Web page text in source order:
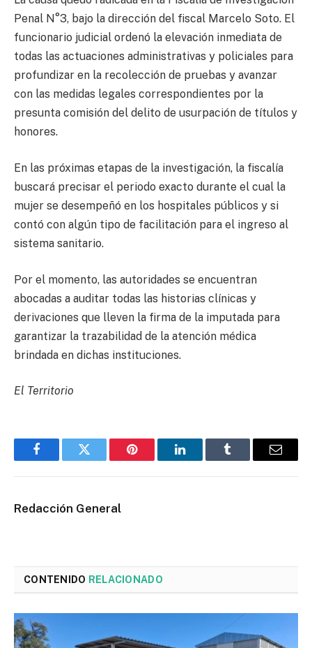
Penal N°3, bajo la dirección del fiscal Marcelo Soto. El
funcionario judicial ordenó la elevación inmediata de
todas las actuaciones administrativas y policiales para
profundizar en la recolección de pruebas y avanzar
con las medidas legales correspondientes por la
presunta comisión del delito de usurpación de títulos y
honores.
En las próximas etapas de la investigación, la fiscalía
buscará precisar el periodo exacto durante el cual la
mujer se desempeñó en los hospitales públicos y si
contó con algún tipo de facilitación para el ingreso al
sistema sanitario.
Por el momento, las autoridades se encuentran
abocadas a auditar todas las historias clínicas y
derivaciones que lleven la firma de la imputada para
garantizar la trazabilidad de la atención médica
brindada en dichas instituciones.
El Territorio
FacebookTwitter Pinterest LinkedInTumblr Email
Redacción General
CONTENIDO RELACIONADO